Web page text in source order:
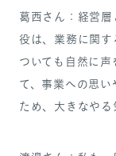
葛西さん：経営
役は、業務に関
ついても自然に声
て、事業への思い
ため、大きなやる